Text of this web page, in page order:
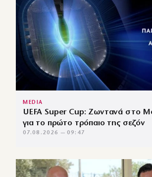
MEDIA
UEFA Super Cup: Ζωντανά στο
για το πρώτο τρόπαιο της σεζόν
07.08.2026 — 09:47